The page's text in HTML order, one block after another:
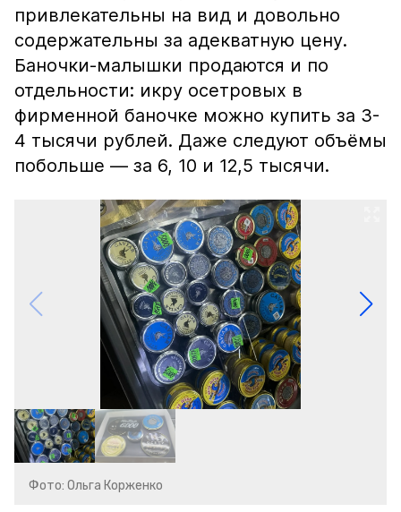
привлекательны на вид и довольно
содержательны за адекватную цену.
Баночки-малышки продаются и по
отдельности: икру осетровых в
фирменной баночке можно купить за 3-
4 тысячи рублей. Даже следуют объёмы
побольше — за 6, 10 и 12,5 тысячи.
Фото: Ольга Корженко